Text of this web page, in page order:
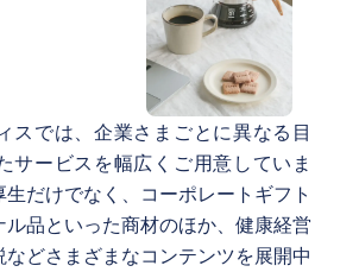
スでは、企業さまごとに異なる目
サービスを幅広くご用意していま
だけでなく、コーポレートギフト
品といった商材のほか、健康経営
どさまざまなコンテンツを展開中